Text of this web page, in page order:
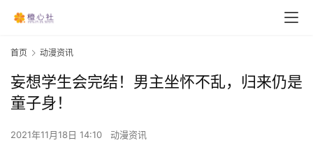
首页 动漫资讯
妄想学生会完结！男主坐怀不乱，归来仍是
童子身！
2021年11月18日 14:10 动漫资讯